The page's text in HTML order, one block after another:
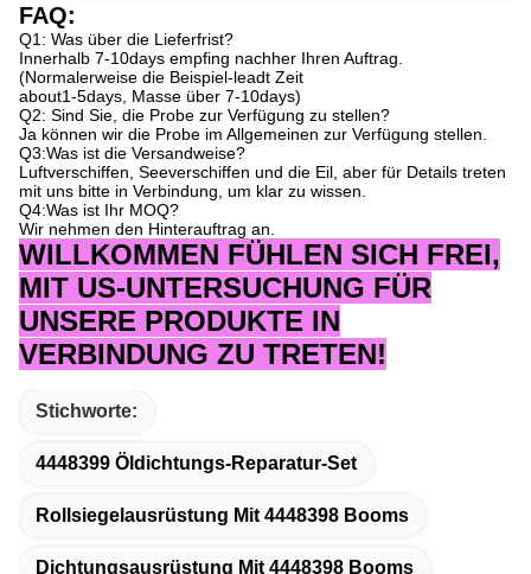
FAQ:
Q1: Was über die Lieferfrist?
Innerhalb 7-10days empfing nachher Ihren Auftrag.
(Normalerweise die Beispiel-leadt Zeit
about1-5days, Masse über 7-10days)
Q2: Sind Sie, die Probe zur Verfügung zu stellen?
Ja können wir die Probe im Allgemeinen zur Verfügung stellen.
Q3:Was ist die Versandweise?
Luftverschiffen, Seeverschiffen und die Eil, aber für Details treten
mit uns bitte in Verbindung, um klar zu wissen.
Q4:Was ist Ihr MOQ?
Wir nehmen den Hinterauftrag an.
WILLKOMMEN FÜHLEN SICH FREI,
MIT US-UNTERSUCHUNG FÜR
UNSERE PRODUKTE IN
VERBINDUNG ZU TRETEN!
Stichworte:
4448399 Öldichtungs-Reparatur-Set
Rollsiegelausrüstung Mit 4448398 Booms
Dichtungsausrüstung Mit 4448398 Booms